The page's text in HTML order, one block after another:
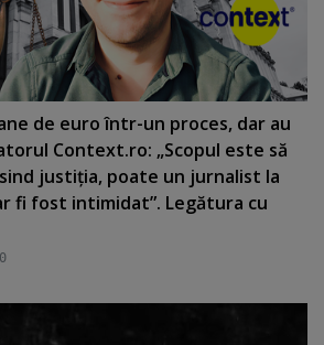
de euro într-un proces, dar au
Context.ro: „Scopul este să
justiţia, poate un jurnalist la
fi fost intimidat”. Legătura cu
0